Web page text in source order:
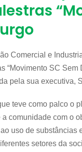
Comercial e
“Movimento SC
pela sua executiva,
teve como palco o
a comunidade com o
uso de substâncias
setores da